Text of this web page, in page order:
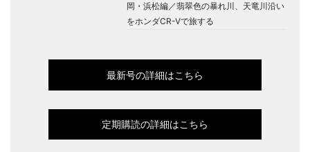
岡・浜松編／翡翠色の暴れ川、天竜川沿い
をホンダCR-Vで旅する
最新号の詳細はこちら
定期購読の詳細はこちら